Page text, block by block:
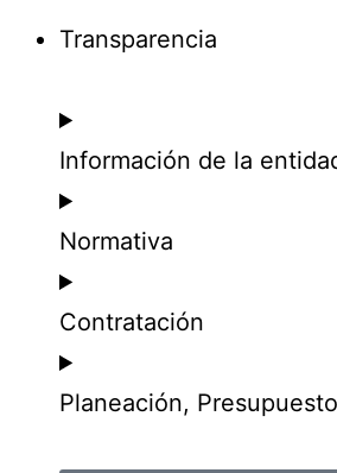
Transparencia
Información de la
Normativa
Contratación
Planeación,